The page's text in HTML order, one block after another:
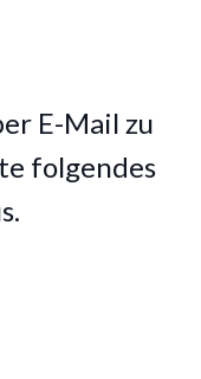
E-Mail zu
folgendes